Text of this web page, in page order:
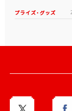
プライズ・グッズ